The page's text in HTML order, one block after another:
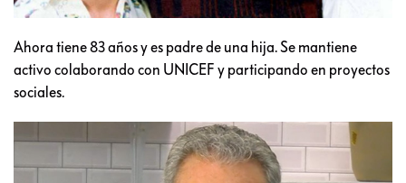
Ahora tiene 83 años y es padre de una hija. Se mantiene
activo colaborando con UNICEF y participando en proyectos
sociales.